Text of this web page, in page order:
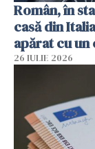
Român, în
casă din
apărat cu
26 IULIE 2026